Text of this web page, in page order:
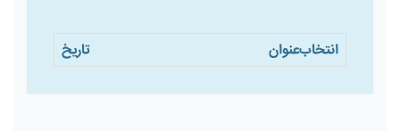
انتخابعنوان تاریخ